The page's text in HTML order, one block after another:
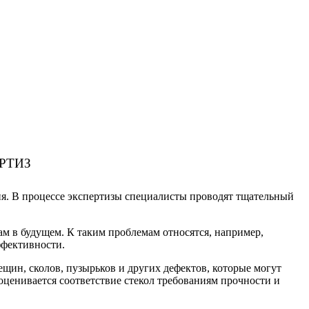
В процессе экспертизы специалисты проводят тщательный
в будущем. К таким проблемам относятся, например,
сколов, пузырьков и других дефектов, которые могут
соответствие стекол требованиям прочности и